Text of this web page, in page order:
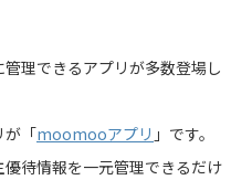
理できるアプリが多数登場し
が「moomooアプリ 」です。
待情報を一元管理できるだけ